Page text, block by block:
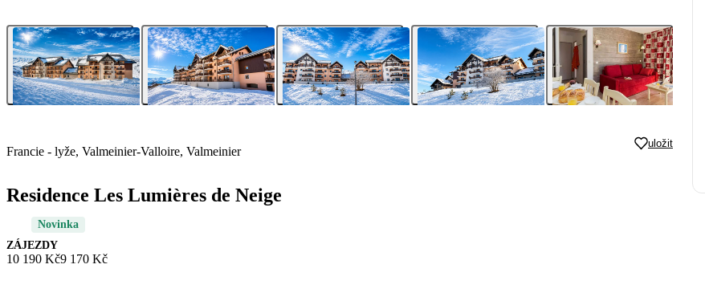
Francie - lyže, Valmeinier-Valloire, Valmeinier
uložit
Residence Les Lumières de Neige
Novinka
ZÁJEZDY
10 190 Kč9 170 Kč